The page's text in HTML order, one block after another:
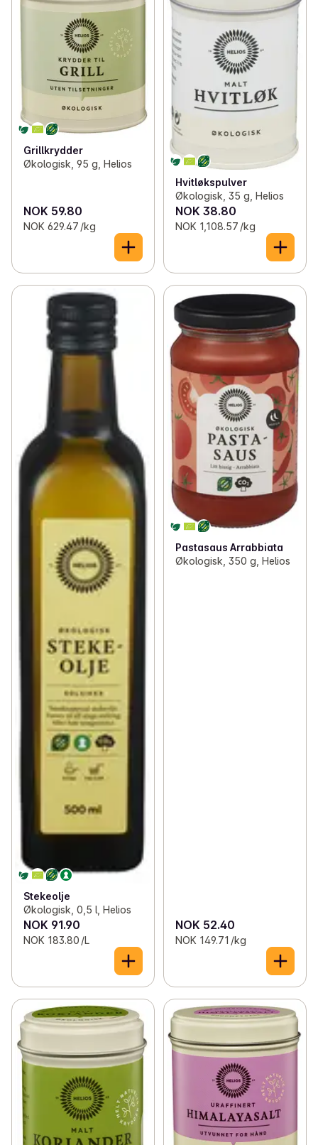
Grillkrydder
Økologisk, 95 g, Helios
NOK 59.80
NOK 629.47 /kg
Hvitløkspulver
Økologisk, 35 g, Helios
NOK 38.80
NOK 1,108.57 /kg
Stekeolje
Økologisk, 0,5 l, Helios
NOK 91.90
NOK 183.80 /L
Pastasaus Arrabbiata
Økologisk, 350 g, Helios
NOK 52.40
NOK 149.71 /kg